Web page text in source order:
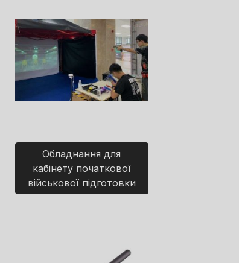
Обладнання для
кабінету початкової
військової підготовки